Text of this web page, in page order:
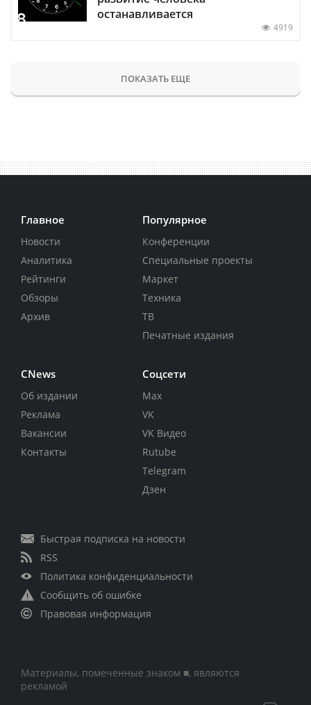
останавливается
4919
ПОКАЗАТЬ ЕЩЕ
Главное
Новости
Аналитика
Рейтинги
Обзоры
Архив
Популярное
Конференции
Специальные проекты
Маркет
Техника
ТВ
Печатные издания
CNews
Об издании
Реклама
Вакансии
Контакты
Соцсети
Max
VK
VK Видео
Rutube
Telegram
Дзен
Быстрая подписка на новости
RSS
Политика конфиденциальности
Сообщить об ошибке
Правовая информация
Материалы, помеченные знаком ■, являются
рекламой